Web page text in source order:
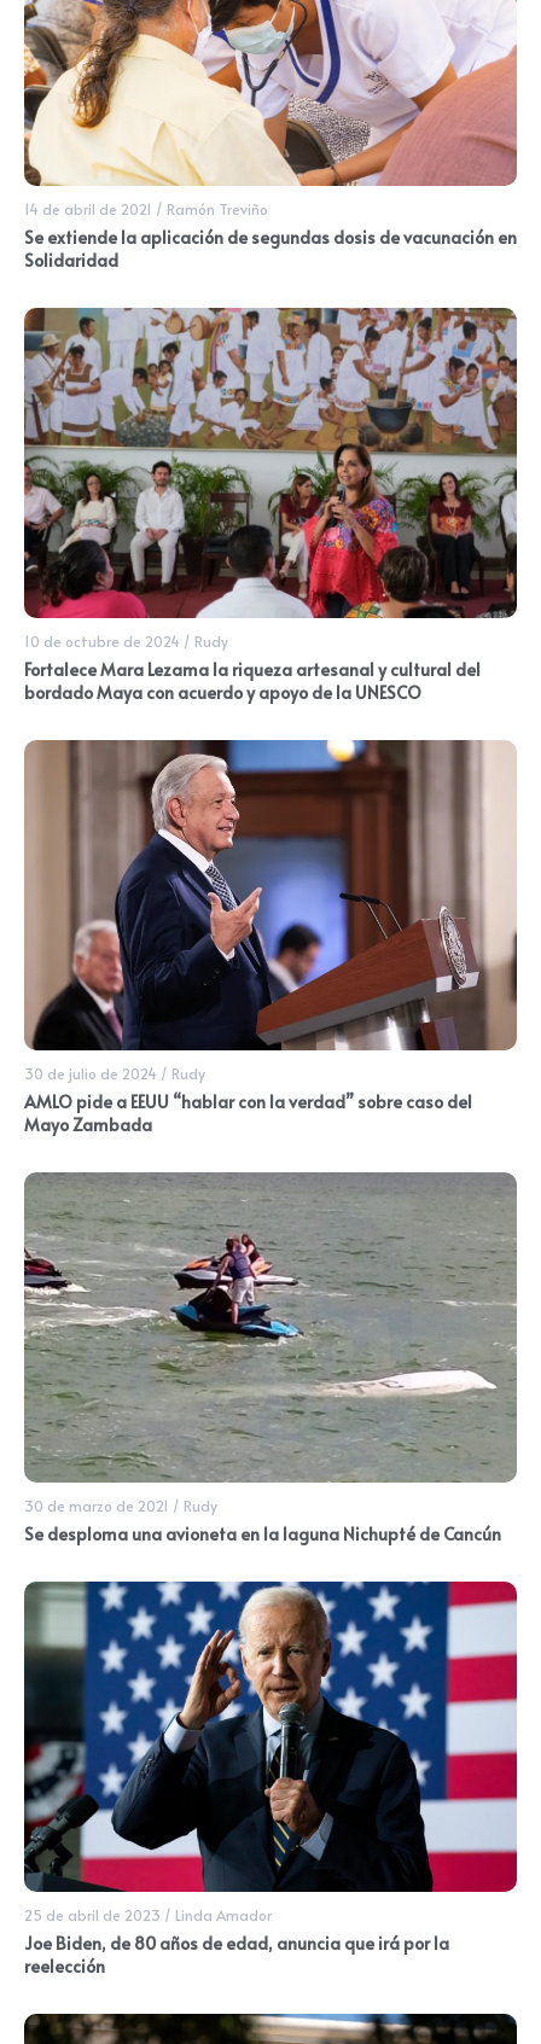
14 de abril de 2021 / Ramón Treviño
Se extiende la aplicación de segundas dosis de vacunación en
Solidaridad
10 de octubre de 2024 / Rudy
Fortalece Mara Lezama la riqueza artesanal y cultural del
bordado Maya con acuerdo y apoyo de la UNESCO
30 de julio de 2024 / Rudy
AMLO pide a EEUU “hablar con la verdad” sobre caso del
Mayo Zambada
30 de marzo de 2021 / Rudy
Se desploma una avioneta en la laguna Nichupté de Cancún
25 de abril de 2023 / Linda Amador
Joe Biden, de 80 años de edad, anuncia que irá por la
reelección